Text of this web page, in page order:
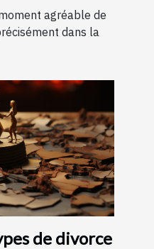
agréable de
dans la
de divorce